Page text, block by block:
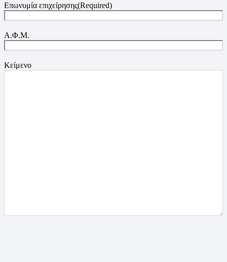
Επωνυμία επιχείρησης(Required)
Α.Φ.Μ.
Κείμενο